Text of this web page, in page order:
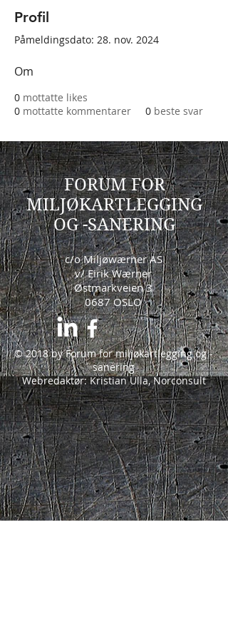
Profil
Påmeldingsdato: 28. nov. 2024
Om
0 mottatte likes
0 mottatte kommentarer 0 beste svar
FORUM FOR
MILJØKARTLEGGING
OG -SANERING
c/o Miljøwærner AS
v/ Eirik Wærner
Østmarkveien 3
0687 OSLO
© 2018 by Forum for miljøkartlegging og -
sanering
Webredaktør: Kristian Ulla, Norconsult